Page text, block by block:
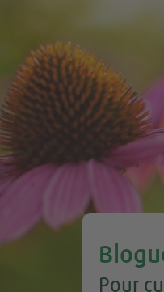
Pour